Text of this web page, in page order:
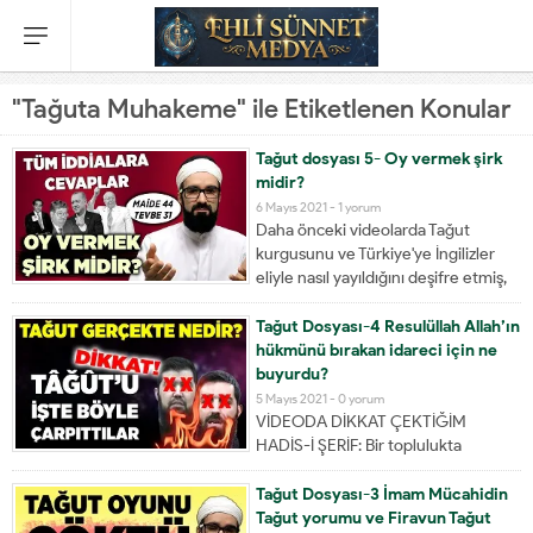
"Tağuta Muhakeme" ile Etiketlenen Konular
Tağut dosyası 5- Oy vermek şirk
midir?
6 Mayıs 2021 - 1 yorum
Daha önceki videolarda Tağut
kurgusunu ve Türkiye'ye İngilizler
eliyle nasıl yayıldığını deşifre etmiş,
Tağutun put, ibadet edilen şey, kahin
sihirbaz gibi manalarda kullanıldığını,
bir istisna olarak Kab b. Eşref
hakkında da Tağut nitelemsi
yapıldığını ayetleri vererek
aktarmıştım. Bunun dışında Kur'an,...
Tağut Dosyası-4 Resulüllah Allah’ın
hükmünü bırakan idareci için ne
buyurdu?
5 Mayıs 2021 - 0 yorum
VİDEODA DİKKAT ÇEKTİĞİM
HADİS-İ ŞERİF: Bir toplulukta
açıktan fuhuş işlenir hale geldiğinde,
onlar için taun (salgın hastalık) ve
daha öncekilerde görülmeyen
Tağut Dosyası-3 İmam Mücahidin
Tağut yorumu ve Firavun Tağut